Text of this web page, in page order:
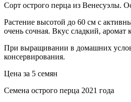
Сорт острого перца из Венесуэлы.
Растение высотой до 60 см с
очень сочная. Вкус сладкий,
При выращивании в домашних
консервирования.
Цена за 5 семян
Семена острого перца 2021 года